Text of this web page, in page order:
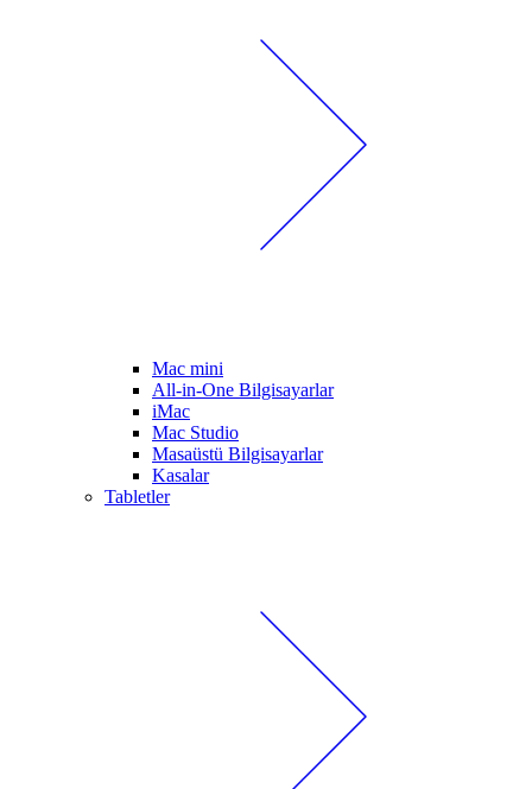
Mac mini
All-in-One Bilgisayarlar
iMac
Mac Studio
Masaüstü Bilgisayarlar
Kasalar
Tabletler